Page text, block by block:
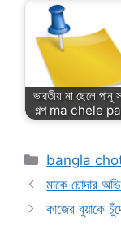
ভারতীয় মা ছেলে পানু
গল্প ma chele
Categories
bangla
মাকে চোদার
কাজের